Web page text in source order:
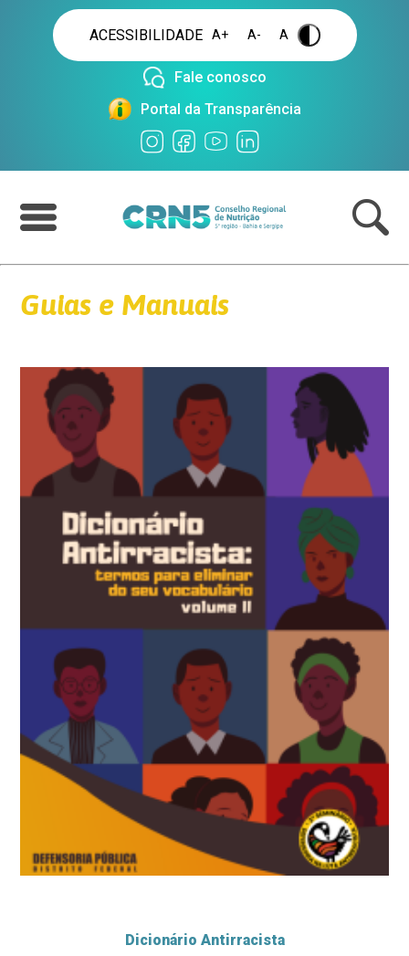
ACESSIBILIDADE A+ A- A .
Fale conosco
Portal da Transparência
Guias e Manuais
Dicionário Antirracista